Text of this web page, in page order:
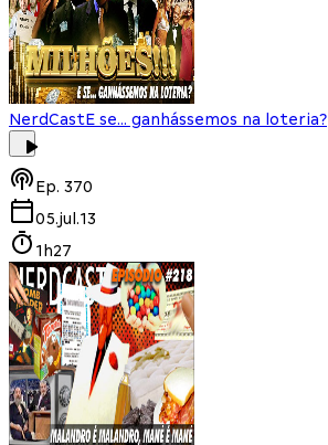
NerdCastE se... ganhássemos na loteria?
Ep. 370
05.jul.13
1h27